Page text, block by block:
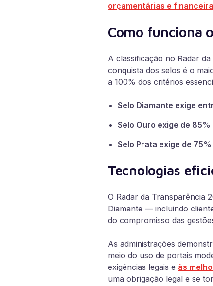
orçamentárias e
Como funciona
A classificação no Radar
conquista dos selos é o
a 100% dos critérios
Selo Diamante exige
Selo Ouro exige de 85%
Selo Prata exige de
Tecnologias
O Radar da Transparência
Diamante — incluindo
do compromisso das
As administrações
meio do uso de portais
exigências legais e às
uma obrigação legal e se